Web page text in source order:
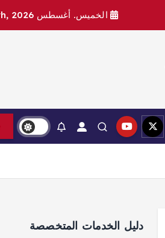
الخميس. أغسطس 6th, 2026
دليل الخدمات المتخصصة